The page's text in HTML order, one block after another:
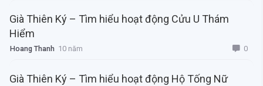
Già Thiên Ký – Tìm hiểu hoạt động Cửu U Thám
Hiểm
Hoang Thanh 10 năm 0
Già Thiên Ký – Tìm hiểu hoạt động Hộ Tống Nữ